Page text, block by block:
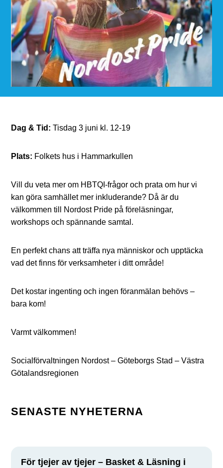
Dag & Tid:Tisdag 3 juni kl. 12-19
Plats: Folkets hus i Hammarkullen
Vill du veta mer om HBTQI-frågor och prata om hur vi
kan göra samhället mer inkluderande? Då är du
välkommen till Nordost Pride på föreläsningar,
workshops och spännande samtal.
En perfekt chans att träffa nya människor och upptäcka
vad det finns för verksamheter i ditt område!
Det kostar ingenting och ingen föranmälan behövs –
bara kom!
Varmt välkommen!
Socialförvaltningen Nordost – Göteborgs Stad – Västra
Götalandsregionen
SENASTE NYHETERNA
För tjejer av tjejer – Basket & Läsning i